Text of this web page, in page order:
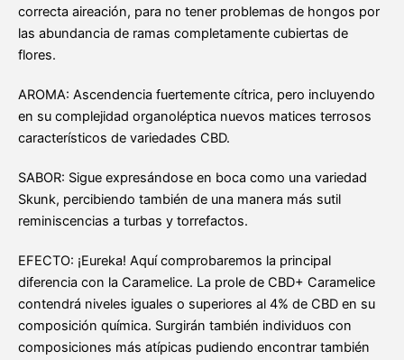
correcta aireación, para no tener problemas de hongos por
las abundancia de ramas completamente cubiertas de
flores.
AROMA: Ascendencia fuertemente cítrica, pero incluyendo
en su complejidad organoléptica nuevos matices terrosos
característicos de variedades CBD.
SABOR: Sigue expresándose en boca como una variedad
Skunk, percibiendo también de una manera más sutil
reminiscencias a turbas y torrefactos.
EFECTO: ¡Eureka! Aquí comprobaremos la principal
diferencia con la Caramelice. La prole de CBD+ Caramelice
contendrá niveles iguales o superiores al 4% de CBD en su
composición química. Surgirán también individuos con
composiciones más atípicas pudiendo encontrar también